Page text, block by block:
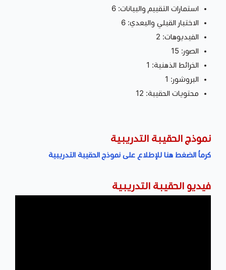
استمارات التقييم والبيانات: 6
الاختبار القبلي والبعدي: 6
الفيديوهات: 2
الصور: 15
الخرائط الذهنية: 1
البروشور: 1
محتويات الحقيبة: 12
نموذج الحقيبة التدريبية
كرماُ الضغط هنا للإطلاع على نموذج الحقيبة التدريبية
فيديو الحقيبة التدريبية